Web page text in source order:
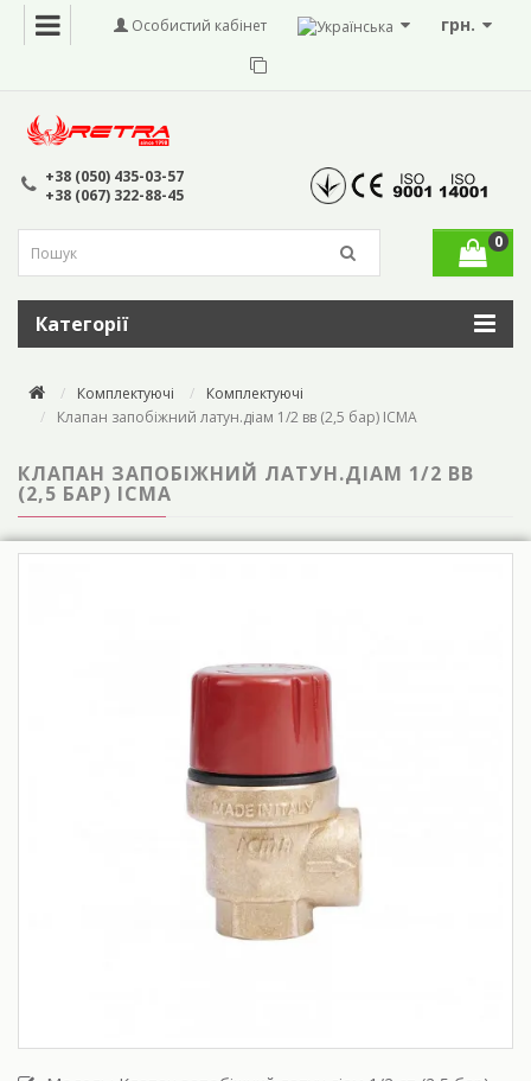
грн.
Особистий кабінет
+38 (050) 435-03-57
+38 (067) 322-88-45
0
Категорії
Комплектуючі
Комплектуючі
Клапан запобіжний латун.діам 1/2 вв (2,5 бар) ІСМА
КЛАПАН ЗАПОБІЖНИЙ ЛАТУН.ДІАМ 1/2 ВВ
(2,5 БАР) ІСМА